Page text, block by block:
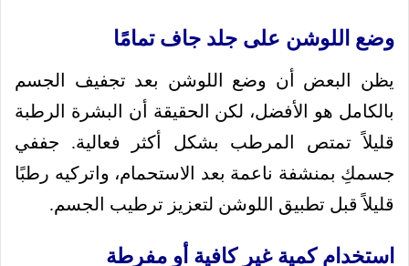
وضع اللوشن على جلد جاف تمامًا
يظن البعض أن وضع اللوشن بعد تجفيف الجسم
بالكامل هو الأفضل، لكن الحقيقة أن البشرة الرطبة
قليلاً تمتص المرطب بشكل أكثر فعالية. جففي
جسمكِ بمنشفة ناعمة بعد الاستحمام، واتركيه رطبًا
قليلاً قبل تطبيق اللوشن لتعزيز ترطيب الجسم.
استخدام كمية غير كافية أو مفرطة